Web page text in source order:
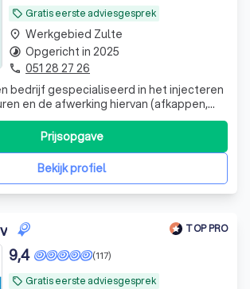
local_offer Gratis eerste adviesgesprek
bedrijf gespecialiseerd in het injecteren
en de afwerking hiervan (afkappen,
plaatsen en herpleisteren). wij
kelders of andere vochtproblemen om
aandacht op opstijgend vocht te
Bekijk profiel
Prijsopgave
place Werkgebied Zulte
timelapse Opgericht in 2025
phone 051 28 27 26
TOP PRO
local_offer Gratis eerste adviesgesprek
(117)
9,4